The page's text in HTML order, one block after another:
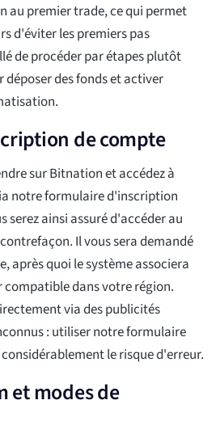
au premier trade, ce qui permet
d'éviter les premiers pas
de procéder par étapes plutôt
déposer des fonds et activer
de compte
sur Bitnation et accédez à
notre formulaire d'inscription
serez ainsi assuré d'accéder au
Il vous sera demandé
après quoi le système associera
dans votre région.
via des publicités
: utiliser notre formulaire
le risque d'erreur.
et modes de